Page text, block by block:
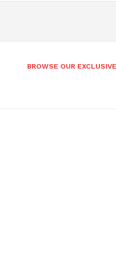
BROWSE OUR